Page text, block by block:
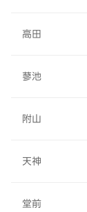
高田
蓼池
附山
天神
堂前